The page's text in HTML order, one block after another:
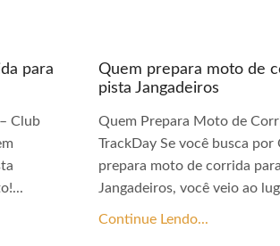
para
Club
Quem prepara moto de
pista Jangadeiros
Quem Prepara Moto de
TrackDay Se você busca por
prepara moto de corrida
Jangadeiros, você veio ao
Continue Lendo...